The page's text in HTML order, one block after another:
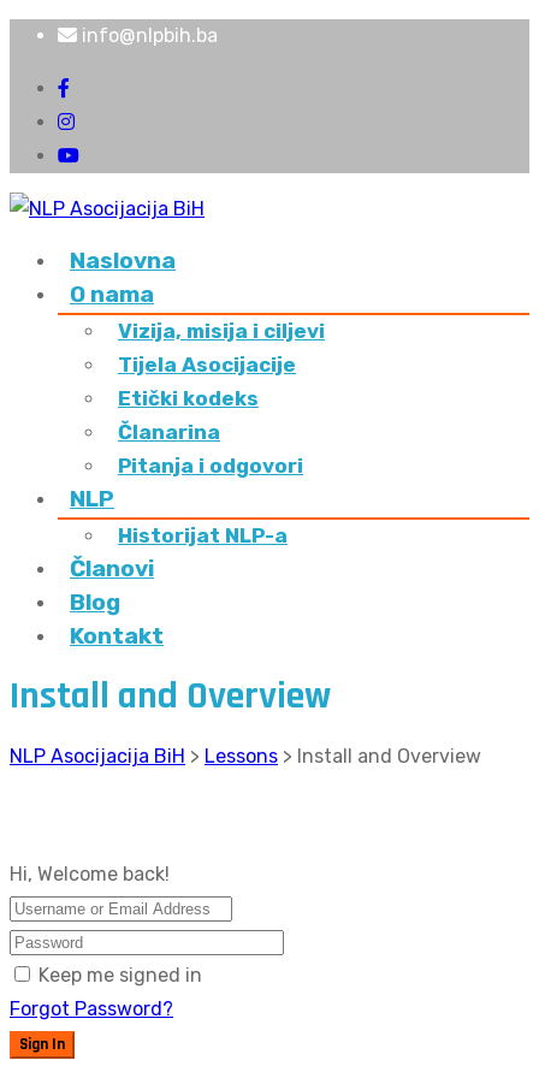
info@nlpbih.ba
Naslovna
O nama
Vizija, misija i ciljevi
Tijela Asocijacije
Etički kodeks
Članarina
Pitanja i odgovori
NLP
Historijat NLP-a
Članovi
Blog
Kontakt
Install and Overview
NLP Asocijacija BiH > Lessons > Install and Overview
Hi, Welcome back!
Keep me signed in
Forgot Password?
Sign In